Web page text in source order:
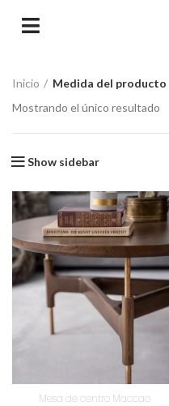
Inicio Medida del producto
Mostrando el único resultado
Show sidebar
Mesa de centro Maccao